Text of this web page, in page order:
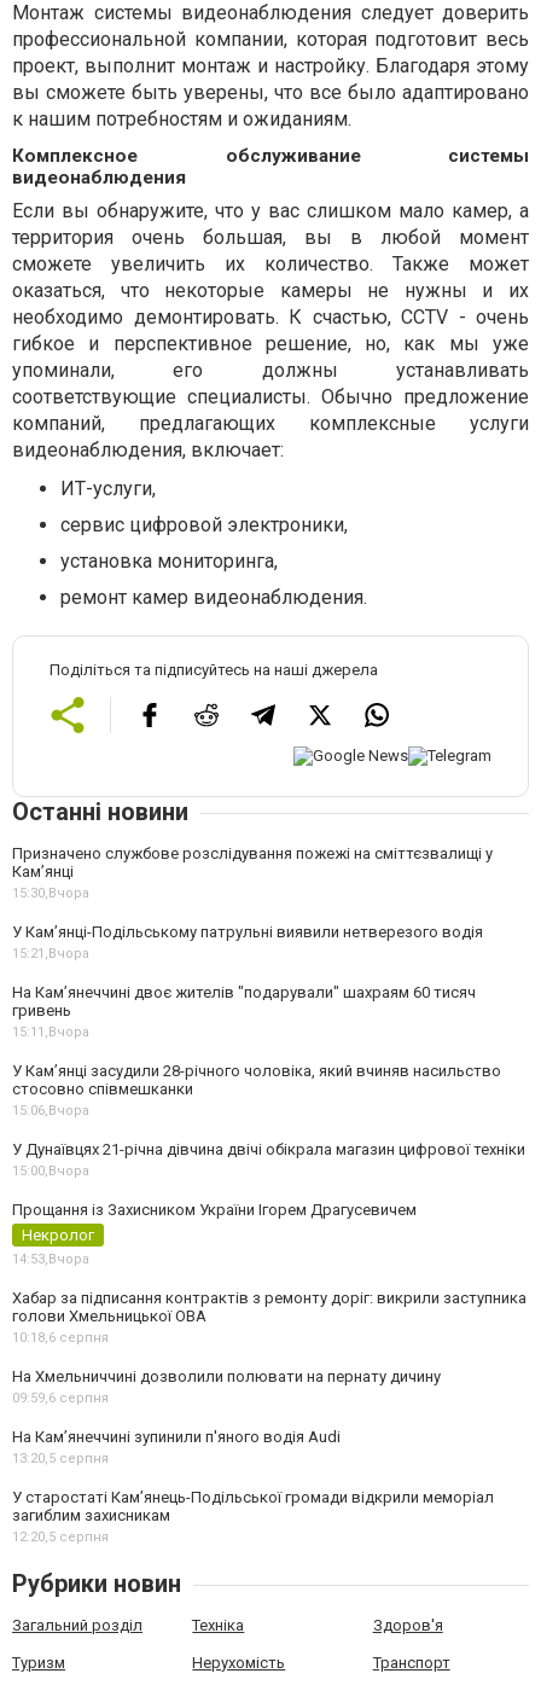
Монтаж системы видеонаблюдения следует доверить
профессиональной компании, которая подготовит весь
проект, выполнит монтаж и настройку. Благодаря этому
вы сможете быть уверены, что все было адаптировано
к нашим потребностям и ожиданиям.
Комплексное обслуживание системы
видеонаблюдения
Если вы обнаружите, что у вас слишком мало камер, а
территория очень большая, вы в любой момент
сможете увеличить их количество. Также может
оказаться, что некоторые камеры не нужны и их
необходимо демонтировать. К счастью, CCTV - очень
гибкое и перспективное решение, но, как мы уже
упоминали, его должны устанавливать
соответствующие специалисты. Обычно предложение
компаний, предлагающих комплексные услуги
видеонаблюдения, включает:
ИТ-услуги,
сервис цифровой электроники,
установка мониторинга,
ремонт камер видеонаблюдения.
Поділіться та підписуйтесь на наші джерела
Останні новини
Призначено службове розслідування пожежі на сміттєзвалищі у
Кам’янці
15:30,Вчора
У Кам’янці-Подільському патрульні виявили нетверезого водія
15:21,Вчора
На Камʼянеччині двоє жителів "подарували" шахраям 60 тисяч
гривень
15:11,Вчора
У Камʼянці засудили 28-річного чоловіка, який вчиняв насильство
стосовно співмешканки
15:06,Вчора
У Дунаївцях 21-річна дівчина двічі обікрала магазин цифрової техніки
15:00,Вчора
Прощання із Захисником України Ігорем Драгусевичем
Некролог
14:53,Вчора
Хабар за підписання контрактів з ремонту доріг: викрили заступника
голови Хмельницької ОВА
10:18,6 серпня
На Хмельниччині дозволили полювати на пернату дичину
09:59,6 серпня
На Камʼянеччині зупинили п'яного водія Audi
13:20,5 серпня
У старостаті Кам’янець-Подільської громади відкрили меморіал
загиблим захисникам
12:20,5 серпня
Рубрики новин
Загальний розділ Техніка Здоров'я
Туризм Нерухомість Транспорт